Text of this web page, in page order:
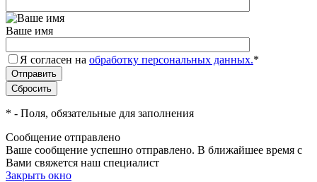
Ваше имя
Я согласен на обработку персональных данных.*
* - Поля, обязательные для заполнения
Сообщение отправлено
Ваше сообщение успешно отправлено. В ближайшее время с
Вами свяжется наш специалист
Закрыть окно